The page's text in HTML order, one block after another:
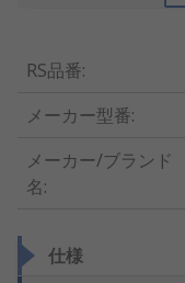
RS品番:
メーカー型番:
メーカー/ブランド
名:
仕様